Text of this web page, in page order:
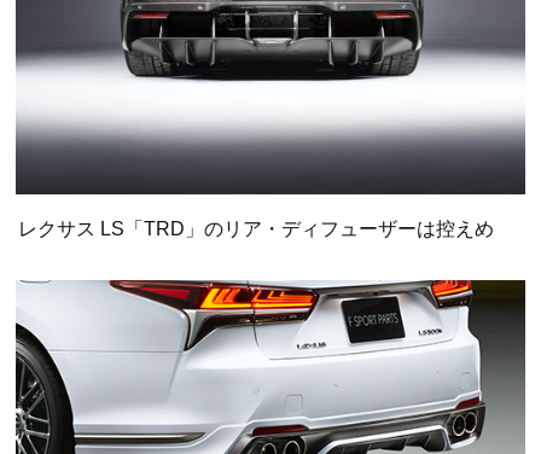
レクサス LS「TRD」のリア・ディフューザーは控えめ